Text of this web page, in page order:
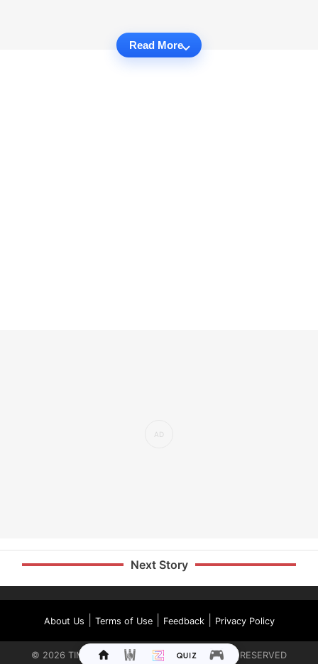
Read More
Next Story
About Us Terms of Use| Feedback| Privacy Policy
© 2026 TIMES INTERNET LIMITED. ALL RIGHTS RESERVED